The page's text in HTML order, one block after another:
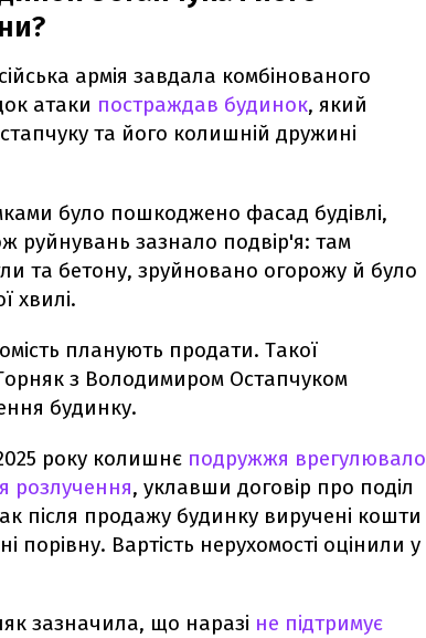
армія завдала комбінованого
атаки постраждав будинок, який
та його колишній дружині
було пошкоджено фасад будівлі,
руйнувань зазнало подвір'я: там
та бетону, зруйновано огорожу й було
хвилі.
планують продати. Такої
з Володимиром Остапчуком
будинку.
року колишнє подружжя врегулювало
розлучення, уклавши договір про поділ
після продажу будинку виручені кошти
порівну. Вартість нерухомості оцінили у
зазначила, що наразі не підтримує